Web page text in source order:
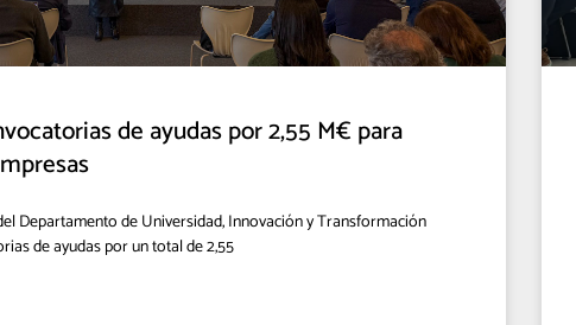
de ayudas por 2,55 M€ para
Departamento de Universidad, Innovación y Transformación
de ayudas por un total de 2,55